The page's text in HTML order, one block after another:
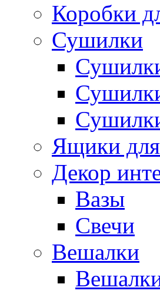
Коробки
Сушилки
Ящики
Декор
Вазы
Свечи
Вешалки